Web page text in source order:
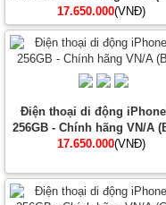
17.650.000(VNĐ)
Điện thoại di động
256GB - Chính hãng VN/A
17.650.000(VNĐ)